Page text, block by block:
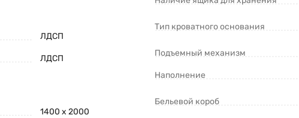
ЛДСП
ЛДСП
1400 х 2000
Тип кроватного основания
Подъемный механизм
Наполнение
Бельевой короб